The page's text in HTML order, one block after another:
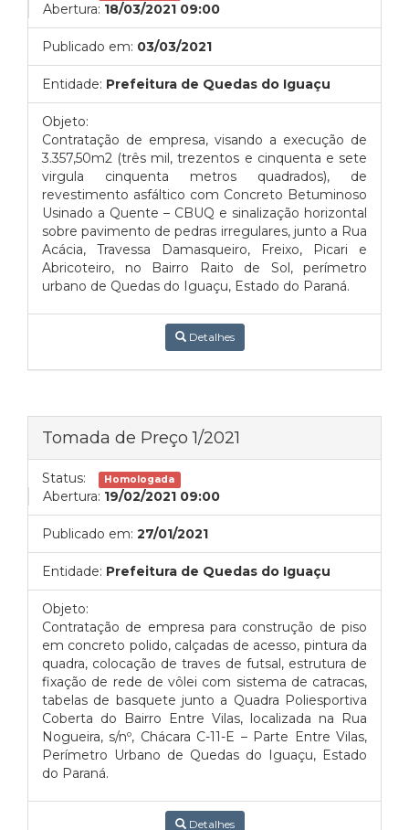
Abertura: 18/03/2021 09:00
Publicado em: 03/03/2021
Entidade: Prefeitura de Quedas do Iguaçu
Objeto:
Contratação de empresa, visando a execução de
3.357,50m2 (três mil, trezentos e cinquenta e sete
virgula cinquenta metros quadrados), de
revestimento asfáltico com Concreto Betuminoso
Usinado a Quente – CBUQ e sinalização horizontal
sobre pavimento de pedras irregulares, junto a Rua
Acácia, Travessa Damasqueiro, Freixo, Picari e
Abricoteiro, no Bairro Raito de Sol, perímetro
urbano de Quedas do Iguaçu, Estado do Paraná.
Detalhes
Tomada de Preço 1/2021
Status: Homologada
Abertura: 19/02/2021 09:00
Publicado em: 27/01/2021
Entidade: Prefeitura de Quedas do Iguaçu
Objeto:
Contratação de empresa para construção de piso
em concreto polido, calçadas de acesso, pintura da
quadra, colocação de traves de futsal, estrutura de
fixação de rede de vôlei com sistema de catracas,
tabelas de basquete junto a Quadra Poliesportiva
Coberta do Bairro Entre Vilas, localizada na Rua
Nogueira, s/nº, Chácara C-11-E – Parte Entre Vilas,
Perímetro Urbano de Quedas do Iguaçu, Estado
do Paraná.
Detalhes